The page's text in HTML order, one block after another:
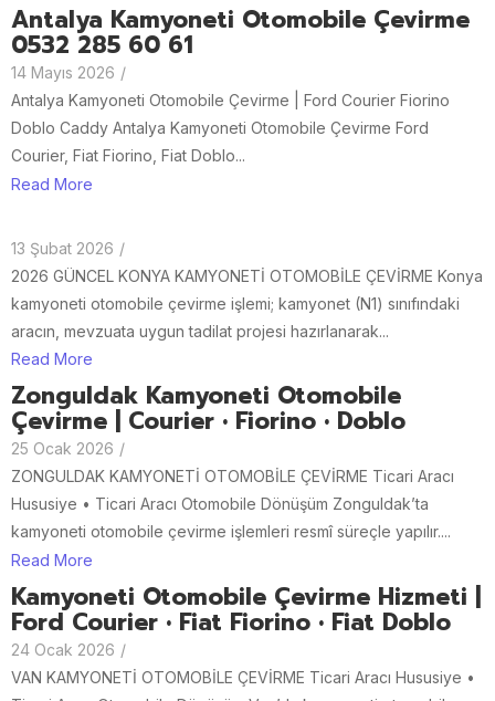
Antalya Kamyoneti Otomobile Çevirme
0532 285 60 61
14 Mayıs 2026 /
Antalya Kamyoneti Otomobile Çevirme | Ford Courier Fiorino
Doblo Caddy Antalya Kamyoneti Otomobile Çevirme Ford
Courier, Fiat Fiorino, Fiat Doblo...
Read More
13 Şubat 2026 /
2026 GÜNCEL KONYA KAMYONETİ OTOMOBİLE ÇEVİRME Konya
kamyoneti otomobile çevirme işlemi; kamyonet (N1) sınıfındaki
aracın, mevzuata uygun tadilat projesi hazırlanarak...
Read More
Zonguldak Kamyoneti Otomobile
Çevirme | Courier • Fiorino • Doblo
25 Ocak 2026 /
ZONGULDAK KAMYONETİ OTOMOBİLE ÇEVİRME Ticari Aracı
Hususiye • Ticari Aracı Otomobile Dönüşüm Zonguldak’ta
kamyoneti otomobile çevirme işlemleri resmî süreçle yapılır....
Read More
Kamyoneti Otomobile Çevirme Hizmeti |
Ford Courier • Fiat Fiorino • Fiat Doblo
24 Ocak 2026 /
VAN KAMYONETİ OTOMOBİLE ÇEVİRME Ticari Aracı Hususiye •